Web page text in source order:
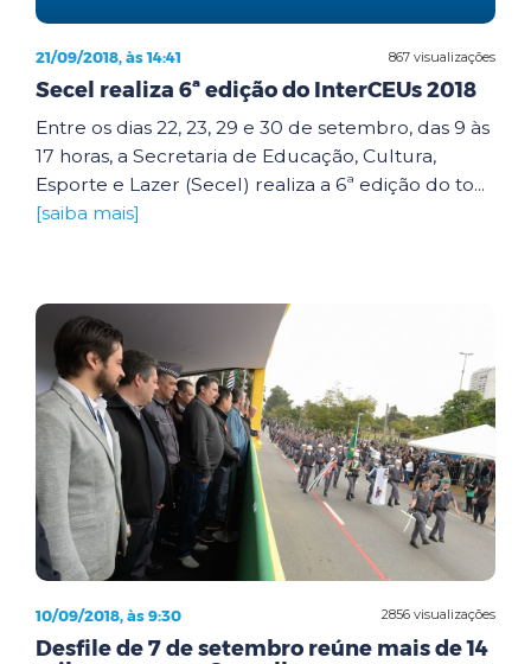
867 visualizações
21/09/2018, às 14:41
Secel realiza 6ª edição do InterCEUs 2018
Entre os dias 22, 23, 29 e 30 de setembro, das 9 às
17 horas, a Secretaria de Educação, Cultura,
Esporte e Lazer (Secel) realiza a 6ª edição do to...
[saiba mais]
2856 visualizações
10/09/2018, às 9:30
Desfile de 7 de setembro reúne mais de 14